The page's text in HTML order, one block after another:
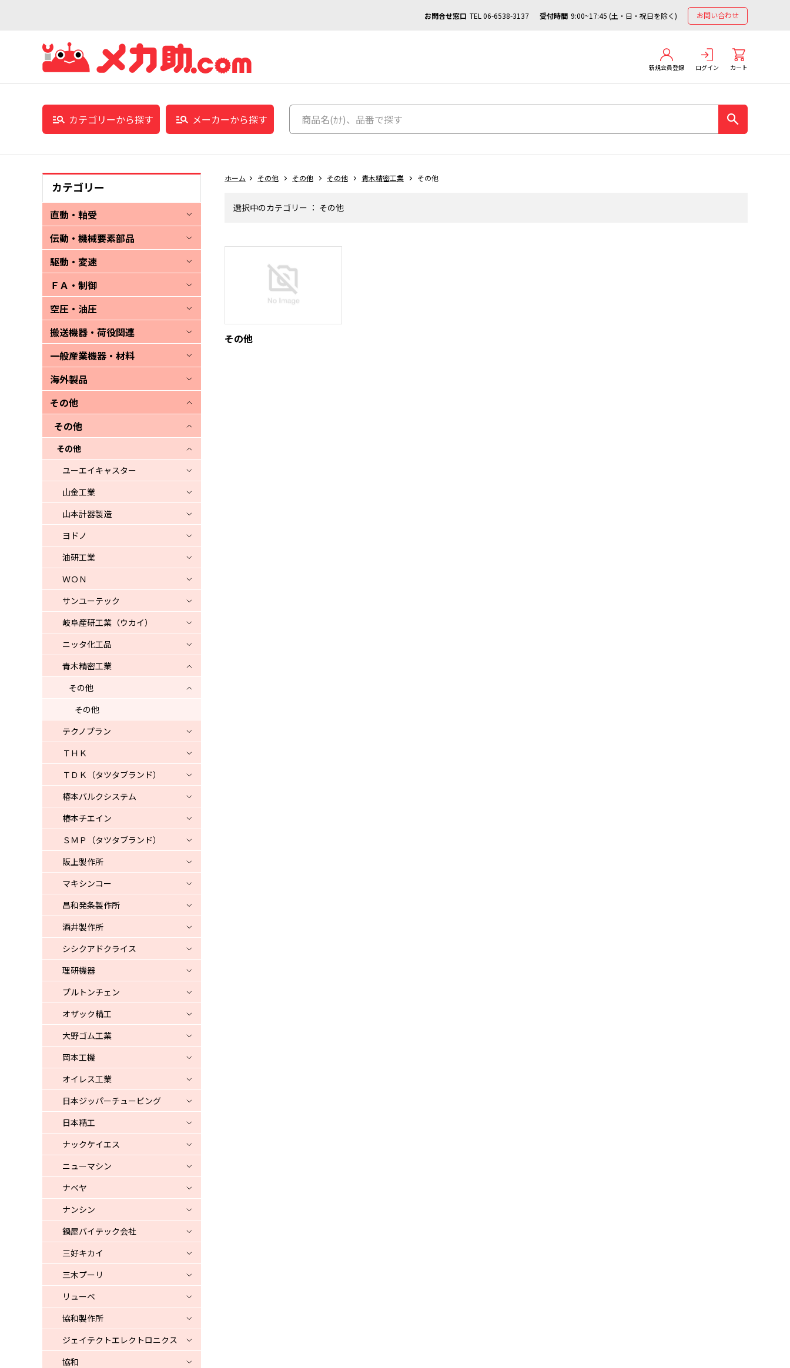
お問合せ窓口 TEL 06-6538-3137 受付時間 9:00~17:45 (土・日・祝日を除く) お問い合わせ
新規会員登録 ログイン カート
カテゴリーから探す メーカーから探す
カテゴリー
直動・軸受
伝動・機械要素部品
駆動・変速
ＦＡ・制御
空圧・油圧
搬送機器・荷役関連
一般産業機器・材料
海外製品
その他
その他
その他
ユーエイキャスター
山金工業
山本計器製造
ヨドノ
油研工業
ＷＯＮ
サンユーテック
岐阜産研工業（ウカイ）
ニッタ化工品
青木精密工業
その他
その他
テクノプラン
ＴＨＫ
ＴＤＫ（タツタブランド）
椿本バルクシステム
椿本チエイン
ＳＭＰ（タツタブランド）
阪上製作所
マキシンコー
昌和発条製作所
酒井製作所
シシクアドクライス
理研機器
プルトンチェン
オザック精工
大野ゴム工業
岡本工機
オイレス工業
日本ジッパーチュービング
日本精工
ナックケイエス
ニューマシン
ナベヤ
ナンシン
鍋屋バイテック会社
三好キカイ
三木プーリ
リューベ
協和製作所
ジェイテクトエレクトロニクス
協和
ホーム その他 その他 その他 青木精密工業 その他
選択中のカテゴリー ： その他
その他